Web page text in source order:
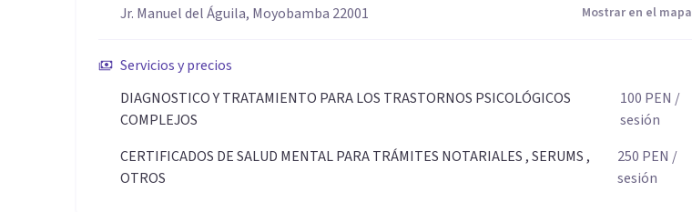
Jr. Manuel del Águila, Moyobamba 22001
Mostrar en el mapa
Servicios y precios
DIAGNOSTICO Y TRATAMIENTO PARA LOS TRASTORNOS PSICOLÓGICOS
COMPLEJOS
100 PEN /
sesión
CERTIFICADOS DE SALUD MENTAL PARA TRÁMITES NOTARIALES , SERUMS ,
OTROS
250 PEN /
sesión